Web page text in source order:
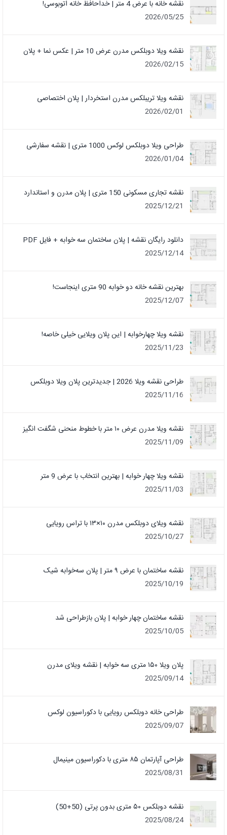
نقشه خانه با عرض 4 متر | خداحافظ خانه‌ اتوبوسی!
2026/05/25
نقشه ویلا دوبلکس مدرن عرض 10 متر | عکس نما + پلان
2026/02/15
نقشه ویلا تریبلکس مدرن استخردار | پلان اختصاصی
2026/02/01
طراحی ویلا دوبلکس لوکس 1000 متری | نقشه سفارشی
2026/01/04
نقشه تجاری مسکونی 150 متری | پلان مدرن و استاندارد
2025/12/21
دانلود رایگان نقشه | پلان ساختمان سه خوابه + فایل PDF
2025/12/14
بهترین نقشه خانه دو خوابه 90 متری اینجاست!
2025/12/07
نقشه ویلا چهارخوابه | این پلان ویلایی خیلی خاصه!
2025/11/23
طراحی نقشه ویلا 2026 | جدیدترین پلان ویلا دوبلکس
2025/11/16
نقشه ویلا مدرن عرض ۱۰ متر با خطوط منحنی شگفت انگیز
2025/11/09
نقشه ویلا چهار خوابه | بهترین انتخاب با عرض 9 متر
2025/11/03
نقشه ویلای دوبلکس مدرن ۱۰×۱۳ با تراس رویایی
2025/10/27
نقشه ساختمان با عرض ۹ متر | پلان سه‌خوابه شیک
2025/10/19
نقشه ساختمان چهار خوابه | پلان بازطراحی شد
2025/10/05
پلان ویلا ۱۵۰ متری سه خوابه | نقشه ویلای مدرن
2025/09/14
طراحی خانه دوبلکس رویایی با دکوراسیون لوکس
2025/09/07
طراحی آپارتمان ۸۵ متری با دکوراسیون مینیمال
2025/08/31
نقشه دوبلکس ۵۰ متری بدون پرتی (50+50)
2025/08/24